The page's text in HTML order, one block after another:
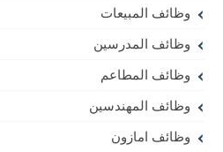
وظائف المبيعات
وظائف المدرسين
وظائف المطاعم
وظائف المهندسين
وظائف امازون